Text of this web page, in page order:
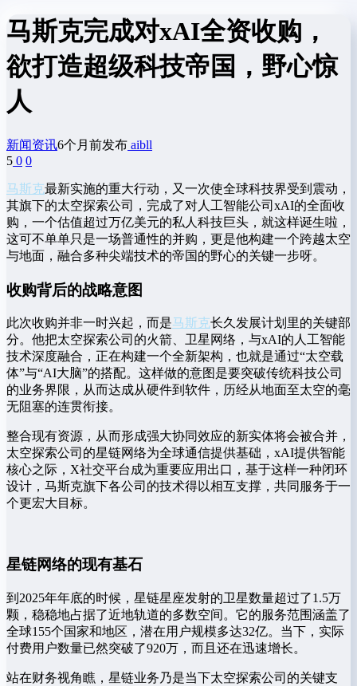
马斯克完成对xAI全资收购，
欲打造超级科技帝国，野心惊
人
新闻资讯6个月前发布 aibll
5 0 0
马斯克最新实施的重大行动，又一次使全球科技界受到震动，
其旗下的太空探索公司，完成了对人工智能公司xAI的全面收
购，一个估值超过万亿美元的私人科技巨头，就这样诞生啦，
这可不单单只是一场普通性的并购，更是他构建一个跨越太空
与地面，融合多种尖端技术的帝国的野心的关键一步呀。
收购背后的战略意图
此次收购并非一时兴起，而是马斯克长久发展计划里的关键部
分。他把太空探索公司的火箭、卫星网络，与xAI的人工智能
技术深度融合，正在构建一个全新架构，也就是通过“太空载
体”与“AI大脑”的搭配。这样做的意图是要突破传统科技公司
的业务界限，从而达成从硬件到软件，历经从地面至太空的毫
无阻塞的连贯衔接。
整合现有资源，从而形成强大协同效应的新实体将会被合并，
太空探索公司的星链网络为全球通信提供基础，xAI提供智能
核心之际，X社交平台成为重要应用出口，基于这样一种闭环
设计，马斯克旗下各公司的技术得以相互支撑，共同服务于一
个更宏大目标。
星链网络的现有基石
到2025年年底的时候，星链星座发射的卫星数量超过了1.5万
颗，稳稳地占据了近地轨道的多数空间。它的服务范围涵盖了
全球155个国家和地区，潜在用户规模多达32亿。当下，实际
付费用户数量已然突破了920万，而且还在迅速增长。
站在财务视角瞧，星链业务乃是当下太空探索公司的关键支